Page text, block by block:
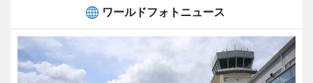
ワールドフォトニュース